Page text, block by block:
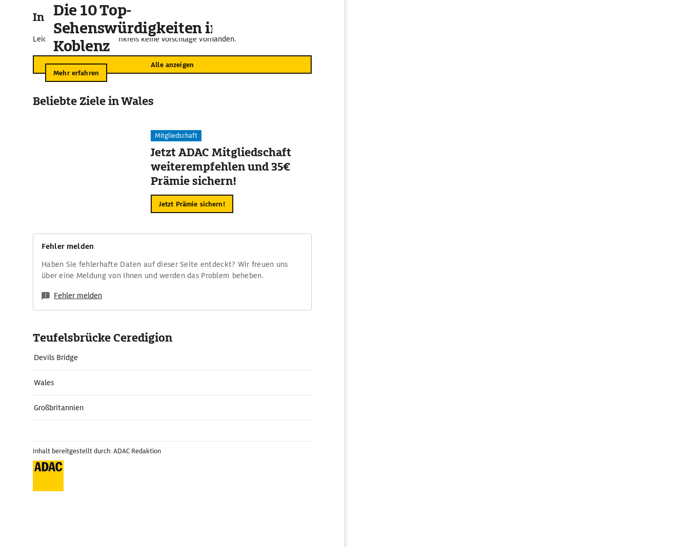
In der Umgebung
Leider sind im näheren Umkreis keine Vorschläge vorhanden.
Alle anzeigen
Die 10 Top-
Sehenswürdigkeiten in
Koblenz
Mehr erfahren
Beliebte Ziele in Wales
Mitgliedschaft
Jetzt ADAC Mitgliedschaft
weiterempfehlen und 35€
Prämie sichern!
Jetzt Prämie sichern!
Fehler melden
Haben Sie fehlerhafte Daten auf dieser Seite entdeckt? Wir freuen uns
über eine Meldung von Ihnen und werden das Problem beheben.
Fehler melden
Teufelsbrücke Ceredigion
Devils Bridge
Wales
Großbritannien
Inhalt bereitgestellt durch: ADAC Redaktion